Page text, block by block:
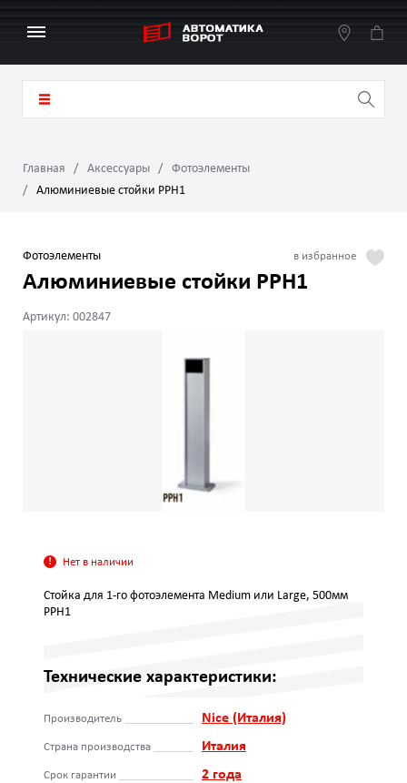
Главная Аксессуары
Фотоэлементы
Алюминиевые стойки PPH1
Фотоэлементы
Алюминиевые стойки PPH1
Артикул: 002847
Нет в наличии
Стойка для 1-го фотоэлемента Medium или Large, 500мм
PPH1
Технические характеристики:
Производитель Nice (Италия)
Страна производства Италия
Срок гарантии 2 года